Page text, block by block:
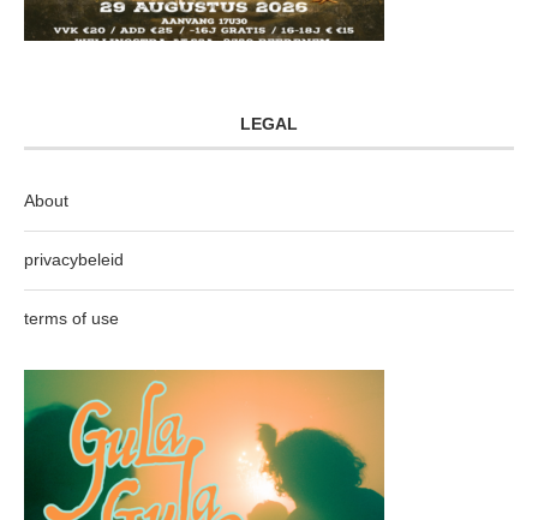
LEGAL
About
privacybeleid
terms of use